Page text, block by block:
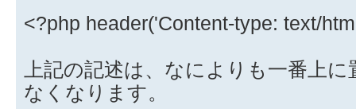
<?php header('Content-type: text/
上記の記述は、なによりも一番上
なくなります。